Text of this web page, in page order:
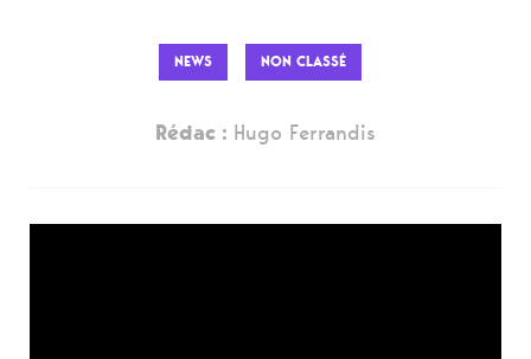
NEWS NON CLASSÉ
Rédac : Hugo Ferrandis